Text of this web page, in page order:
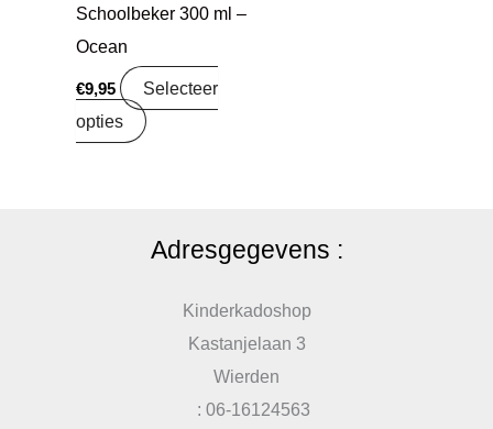
Schoolbeker 300 ml –
Ocean
€9,95
Selecteer
opties
Adresgegevens :
Kinderkadoshop
Kastanjelaan 3
Wierden
: 06-16124563